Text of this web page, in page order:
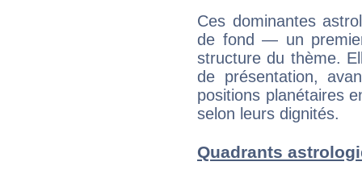
Ces dominantes
de fond — un
structure du thème.
de présentation,
positions planétaires
selon leurs dignités.
Quadrants